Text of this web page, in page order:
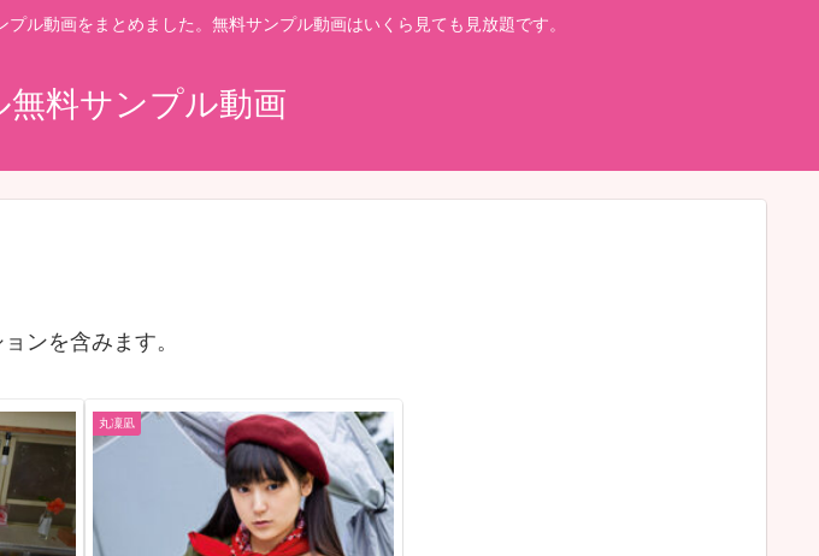
ル動画をまとめました。無料サンプル動画はいくら見ても見放題です。
料サンプル動画
ンを含みます。
丸凜凪